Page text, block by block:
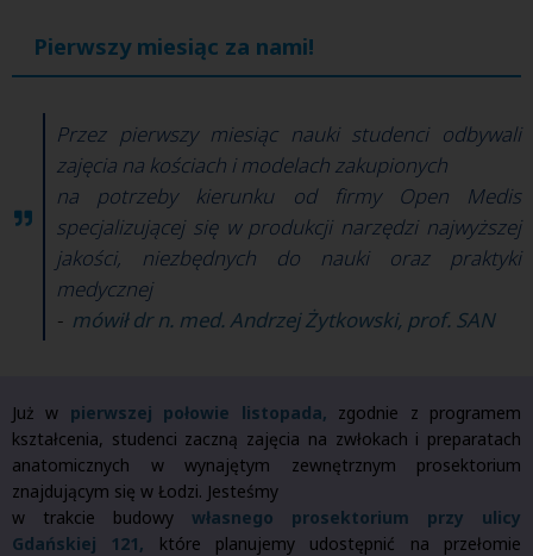
Pierwszy miesiąc za nami!
Przez pierwszy miesiąc nauki studenci odbywali
zajęcia na kościach i modelach zakupionych
na potrzeby kierunku od firmy Open Medis
specjalizującej się w produkcji narzędzi najwyższej
jakości, niezbędnych do nauki oraz praktyki
medycznej
- mówił dr n. med. Andrzej Żytkowski, prof. SAN
Już w pierwszej połowie listopada, zgodnie z programem
kształcenia, studenci zaczną zajęcia na zwłokach i preparatach
anatomicznych w wynajętym zewnętrznym prosektorium
znajdującym się w Łodzi. Jesteśmy
w trakcie budowy własnego prosektorium przy ulicy
Gdańskiej 121, które planujemy udostępnić na przełomie